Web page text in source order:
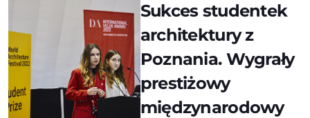
Sukces studentek
architektury z
Poznania. Wygrały
prestiżowy
międzynarodowy